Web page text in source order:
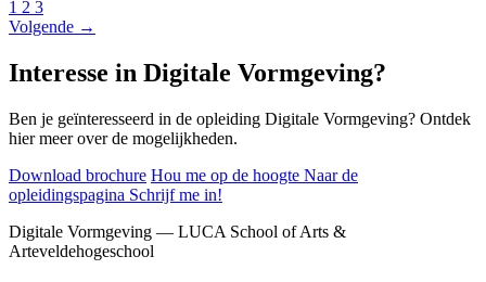
1 2 3
Volgende →
Interesse in Digitale Vormgeving?
Ben je geïnteresseerd in de opleiding Digitale Vormgeving? Ontdek
hier meer over de mogelijkheden.
Download brochure Hou me op de hoogte Naar de
opleidingspagina Schrijf me in!
Footer
Digitale Vormgeving — LUCA School of Arts &
Arteveldehogeschool